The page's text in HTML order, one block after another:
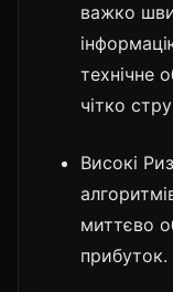
важко
технічне
чітко
Високі
миттєво